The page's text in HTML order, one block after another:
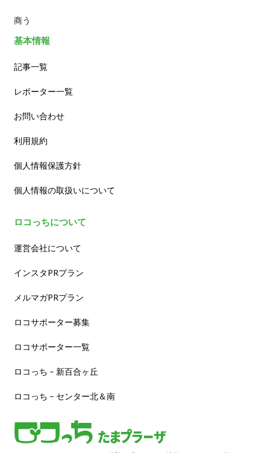
商う
基本情報
記事一覧
レポーター一覧
お問い合わせ
利用規約
個人情報保護方針
個人情報の取扱いについて
ロコっちについて
運営会社について
インスタPRプラン
メルマガPRプラン
ロコサポーター募集
ロコサポーター一覧
ロコっち – 新百合ヶ丘
ロコっち – センター北＆南